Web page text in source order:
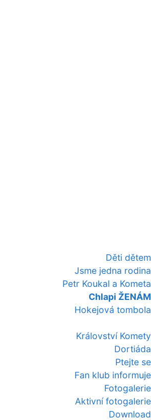
Děti dětem
Jsme jedna rodina
Petr Koukal a Kometa
Chlapi ŽENÁM
Hokejová tombola
Království Komety
Dortiáda
Ptejte se
Fan klub informuje
Fotogalerie
Aktivní fotogalerie
Download